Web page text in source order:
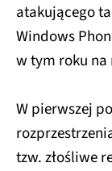
atakującego
Windows
w tym roku na
W pierwszej
tzw. złośliwe